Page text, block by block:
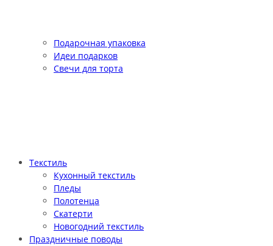
Подарочная упаковка
Идеи подарков
Свечи для торта
Текстиль
Кухонный текстиль
Пледы
Полотенца
Скатерти
Новогодний текстиль
Праздничные поводы